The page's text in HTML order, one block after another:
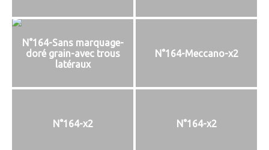
N°164-Sans marquage-
doré grain-avec trous
latéraux
N°164-Meccano-x2
N°164-x2 N°164-x2